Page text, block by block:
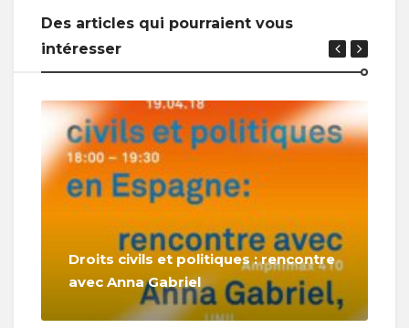
Des articles qui pourraient vous
intéresser
Droits civils et politiques : rencontre
avec Anna Gabriel